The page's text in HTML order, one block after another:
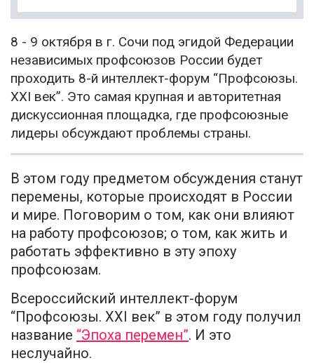
8 - 9 октября в г. Сочи под эгидой Федерации
независимых профсоюзов России будет
проходить 8-й интеллект-форум “Профсоюзы.
XXI век”. Это самая крупная и авторитетная
дискуссионная площадка, где профсоюзные
лидеры обсуждают проблемы страны.
В этом году предметом обсуждения станут
перемены, которые происходят в России
и мире. Поговорим о том, как они влияют
на работу профсоюзов; о том, как жить и
работать эффективно в эту эпоху
профсоюзам.
Всероссийский интеллект-форум
“Профсоюзы. XXI век” в этом году получил
название “Эпоха перемен”. И это
неслучайно.